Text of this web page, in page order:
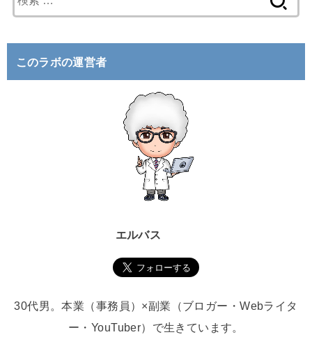
索
このラボの運営者
エルバス
30代男。本業（事務員）×副業（ブロガー・Webライタ
ー・YouTuber）で生きています。